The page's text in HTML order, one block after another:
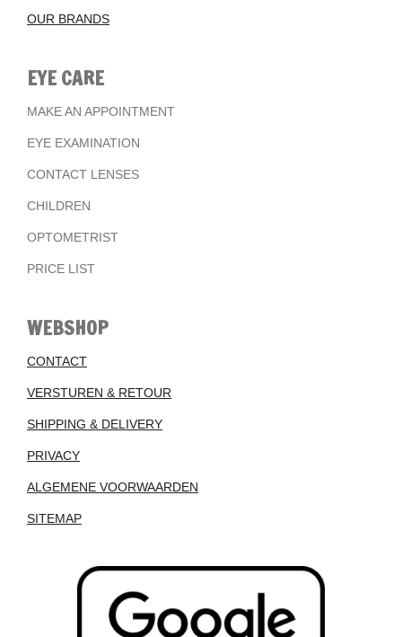
OUR BRANDS
EYE CARE
MAKE AN APPOINTMENT
EYE EXAMINATION
CONTACT LENSES
CHILDREN
OPTOMETRIST
PRICE LIST
WEBSHOP
CONTACT
VERSTUREN & RETOUR
SHIPPING & DELIVERY
PRIVACY
ALGEMENE VOORWAARDEN
SITEMAP